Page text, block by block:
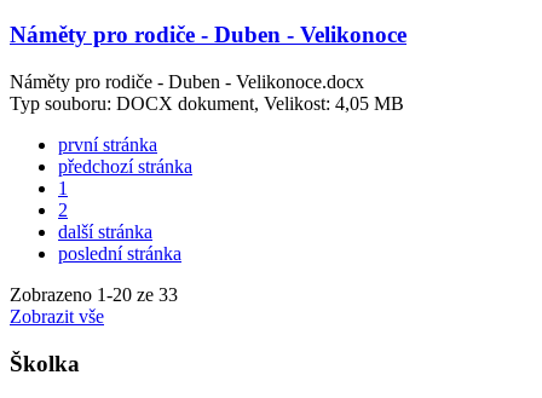
Náměty pro rodiče - Duben - Velikonoce
Náměty pro rodiče - Duben - Velikonoce.docx
Typ souboru: DOCX dokument, Velikost: 4,05 MB
první stránka
předchozí stránka
1
2
další stránka
poslední stránka
Zobrazeno 1-20 ze 33
Zobrazit vše
Školka